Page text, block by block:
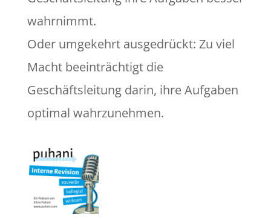
wahrnimmt.
Oder umgekehrt ausgedrückt: Zu viel
Macht beeinträchtigt die
Geschäftsleitung darin, ihre Aufgaben
optimal wahrzunehmen.